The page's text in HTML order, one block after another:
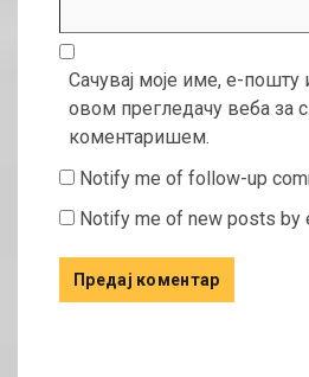
Сачувај моје име, е-пошту
овом прегледачу веба за
коментаришем.
Notify me of follow-up
Notify me of new posts by